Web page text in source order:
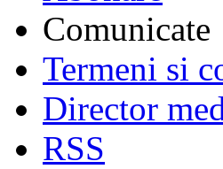
Comunicate
Termeni si
Director
RSS